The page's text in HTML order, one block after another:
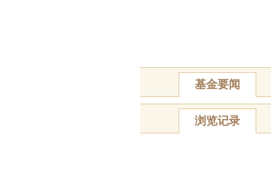
基金要闻
浏览记录